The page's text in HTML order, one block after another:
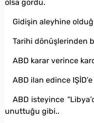
olsa gördü.
Gidişin aleyhine
Tarihi dönüşlerinden
ABD karar verince
ABD ilan edince
ABD isteyince
unuttuğu gibi..